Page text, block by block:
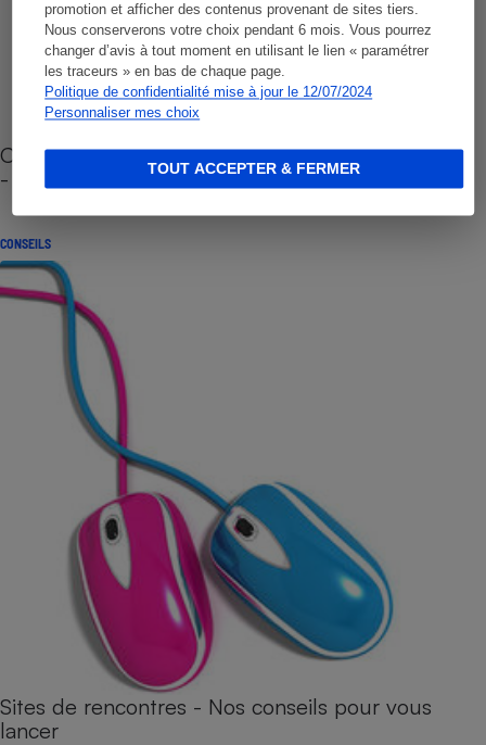
promotion et afficher des contenus provenant de sites tiers.
Nous conserverons votre choix pendant 6 mois. Vous pourrez
changer d’avis à tout moment en utilisant le lien « paramétrer
les traceurs » en bas de chaque page.
Politique de confidentialité mise à jour le 12/07/2024
Personnaliser mes choix
TOUT ACCEPTER & FERMER
Cafetière à capsules zéro déchet CoffeeB (vidéo)
- Premières impressions
CONSEILS
Sites de rencontres - Nos conseils pour vous
lancer